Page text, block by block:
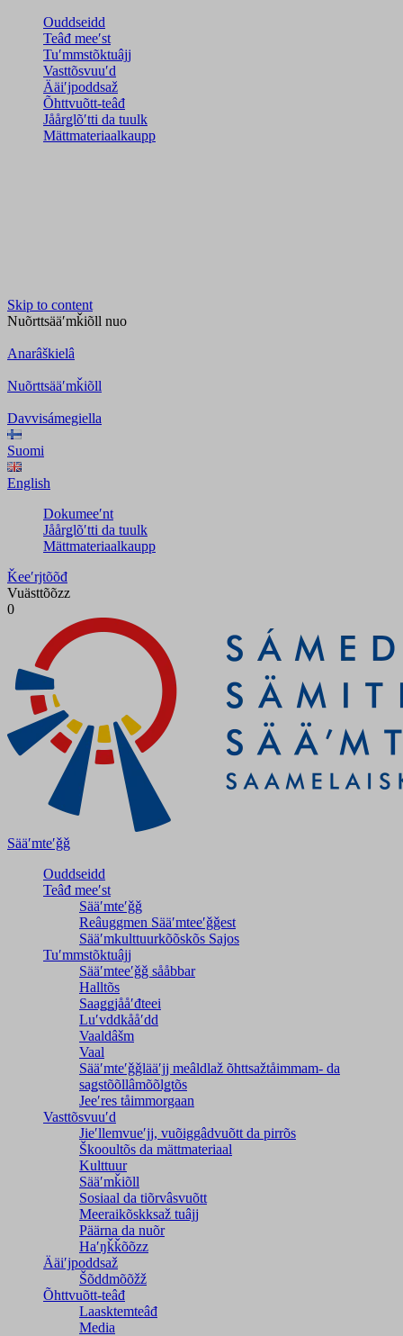
Ouddseidd
Teâđ meeʹst
Tuʹmmstõktuâjj
Vasttõsvuuʹd
Ääiʹjpoddsaž
Õhttvuõtt-teâđ
Jåårǥlõʹtti da tuulk
Mättmateriaalkaupp
Skip to content
Nuõrttsääʹmǩiõll nuo
Anarâškielâ
Nuõrttsääʹmǩiõll
Davvisámegiella
Suomi
English
Dokumeeʹnt
Jåårǥlõʹtti da tuulk
Mättmateriaalkaupp
Ǩeeʹrjtõõđ
Vuästtõõzz
0
Sääʹmteʹǧǧ
Ouddseidd
Teâđ meeʹst
Sääʹmteʹǧǧ
Reâuggmen Sääʹmteeʹǧǧest
Sääʹmkulttuurkõõskõs Sajos
Tuʹmmstõktuâjj
Sääʹmteeʹǧǧ sååbbar
Halltõs
Saaǥǥjååʹđteei
Luʹvddkååʹdd
Vaaldâšm
Vaal
Sääʹmteʹǧǧlääʹjj meâldlaž õhttsažtåimmam- da
saǥstõõllâmõõlǥtõs
Jeeʹres tåimmorgaan
Vasttõsvuuʹd
Jieʹllemvueʹjj, vuõiggâdvuõtt da pirrõs
Škooultõs da mättmateriaal
Kulttuur
Sääʹmǩiõll
Sosiaal da tiõrvâsvuõtt
Meeraikõskksaž tuâjj
Päärna da nuõr
Haʹŋǩǩõõzz
Ääiʹjpoddsaž
Šõddmõõžž
Õhttvuõtt-teâđ
Laasktemteâđ
Media